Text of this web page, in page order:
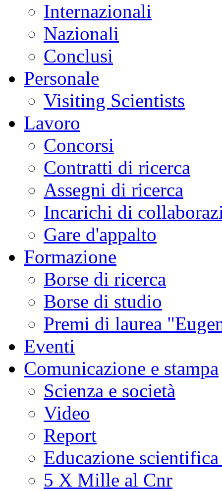
Internazionali
Nazionali
Conclusi
Personale
Visiting Scientists
Lavoro
Concorsi
Contratti di ricerca
Assegni di ricerca
Incarichi di
Gare d'appalto
Formazione
Borse di ricerca
Borse di studio
Premi di laurea
Eventi
Comunicazione e stampa
Scienza e società
Video
Report
Educazione
5 X Mille al Cnr